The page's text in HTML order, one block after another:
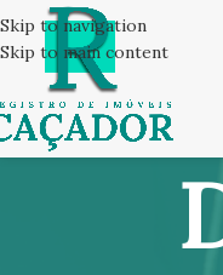
Skip to navigation
Skip to main content